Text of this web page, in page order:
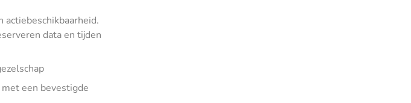
actiebeschikbaarheid.
data en tijden
een bevestigde